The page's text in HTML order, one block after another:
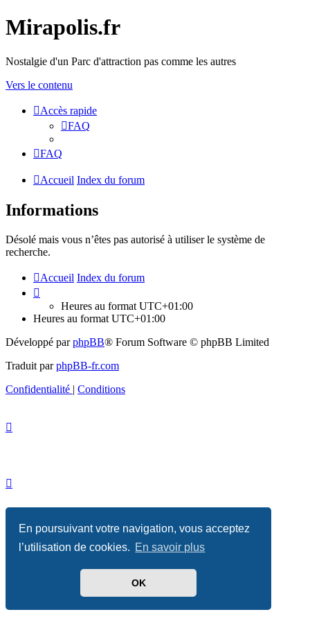
En poursuivant votre navigation, vous acceptez
l’utilisation de cookies. En savoir plus
OK
Mirapolis.fr
Nostalgie d'un Parc d'attraction pas comme les autres
Vers le contenu
Accès rapide
FAQ
FAQ
Accueil Index du forum
Informations
Désolé mais vous n’êtes pas autorisé à utiliser le système de
recherche.
Accueil Index du forum
Heures au format UTC+01:00
Heures au format UTC+01:00
Développé parphpBB® Forum Software © phpBB Limited
Traduit parphpBB-fr.com
Confidentialité | Conditions